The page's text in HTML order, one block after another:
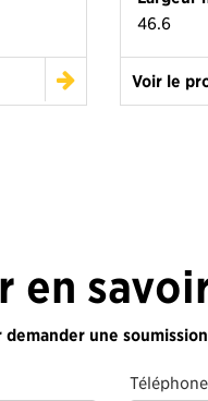
46.6
Voir le
en
une
Téléphone